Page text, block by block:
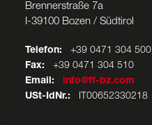
Brennerstraße 7a
I-39100 Bozen / Südtirol
Telefon: +39 0471 304 500
Fax: +39 0471 304 510
Email:
info@ff-bz.com
USt-IdNr.: IT00652330218